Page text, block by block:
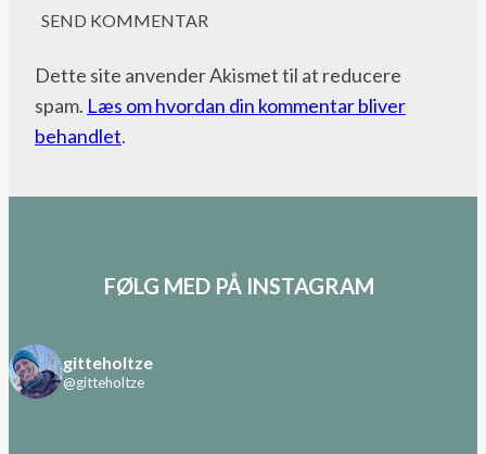
Dette site anvender Akismet til at reducere
spam. Læs om hvordan din kommentar bliver
behandlet.
FØLG MED PÅ INSTAGRAM
gitteholtze
@gitteholtze